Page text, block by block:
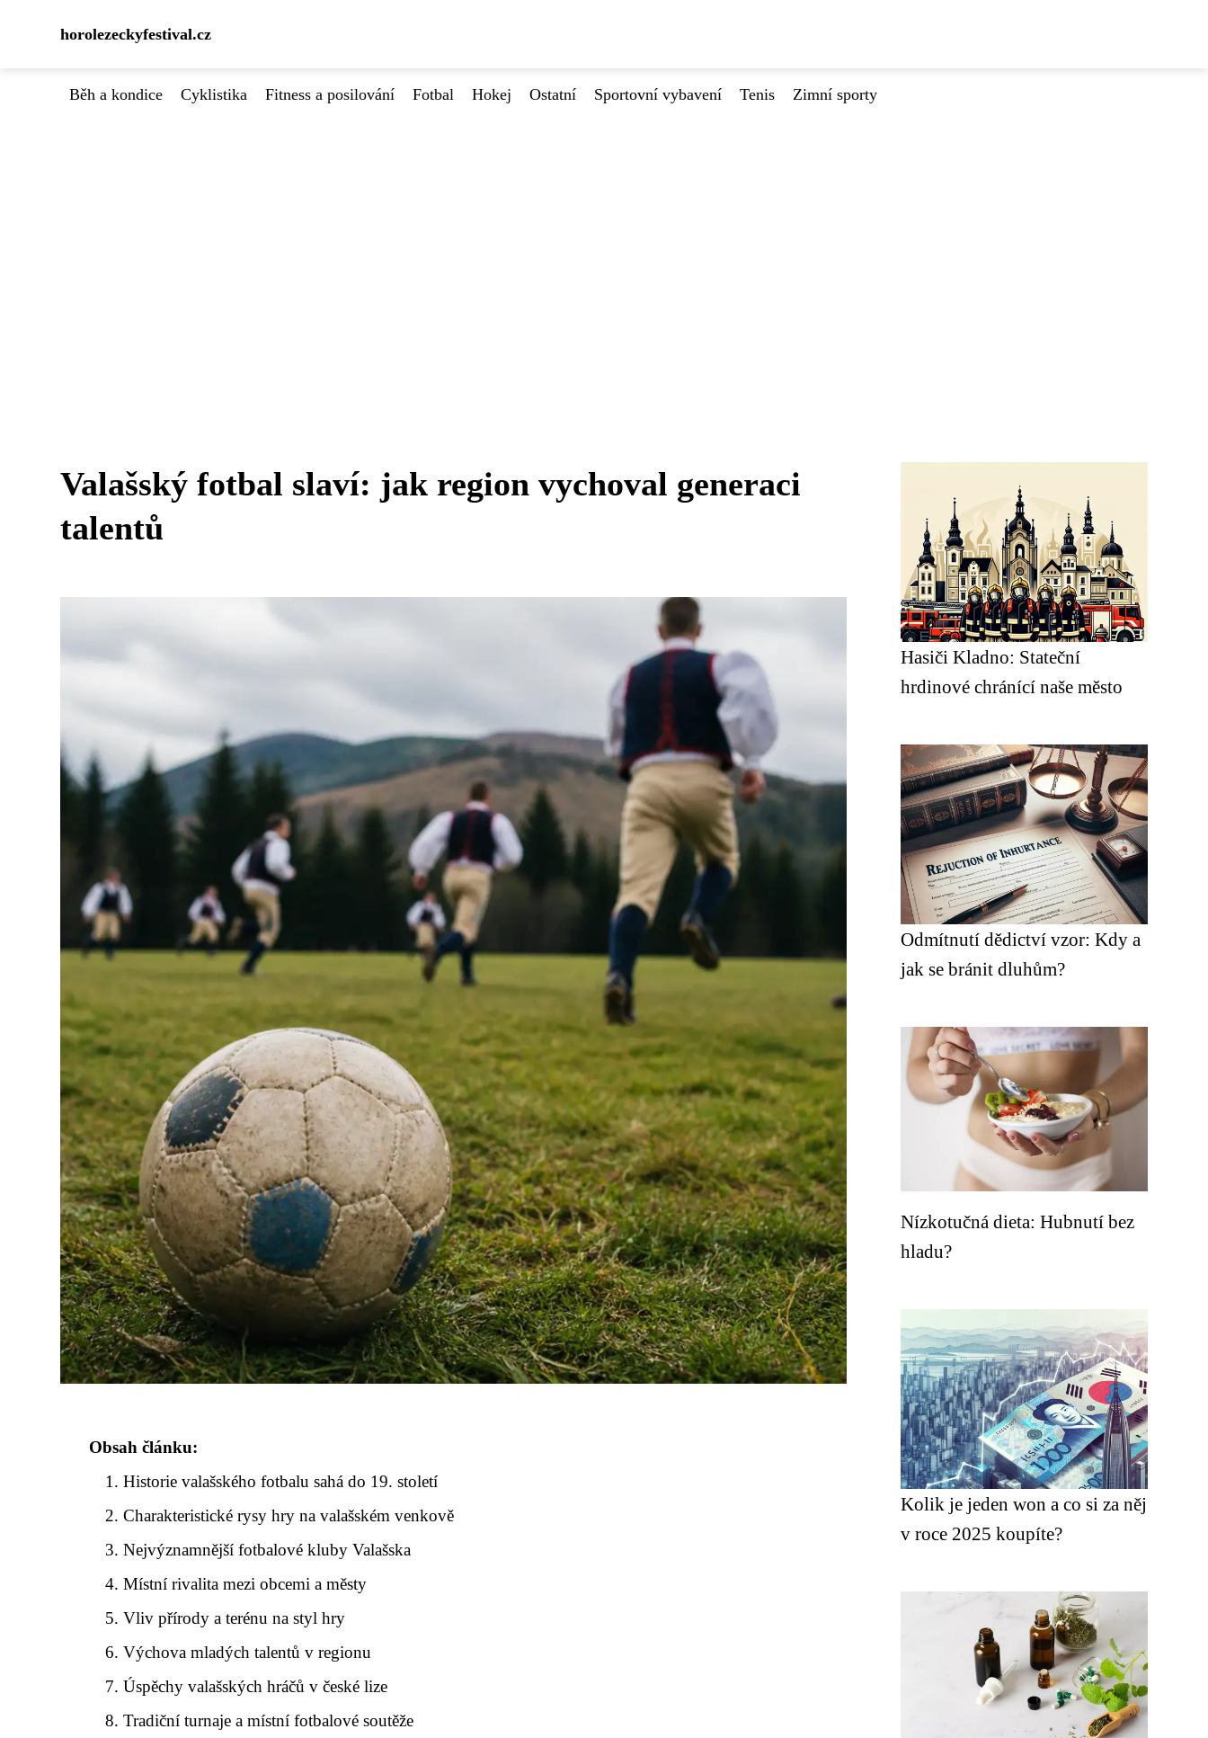
horolezeckyfestival.cz
Běh a kondice Cyklistika Fitness a posilování Fotbal Hokej Ostatní Sportovní vybavení Tenis Zimní sporty
Valašský fotbal slaví: jak region vychoval generaci
talentů
Obsah článku:
Historie valašského fotbalu sahá do 19. století
Charakteristické rysy hry na valašském venkově
Nejvýznamnější fotbalové kluby Valašska
Místní rivalita mezi obcemi a městy
Vliv přírody a terénu na styl hry
Výchova mladých talentů v regionu
Úspěchy valašských hráčů v české lize
Tradiční turnaje a místní fotbalové soutěže
Hasiči Kladno: Stateční
hrdinové chránící naše město
Odmítnutí dědictví vzor: Kdy a
jak se bránit dluhům?
Nízkotučná dieta: Hubnutí bez
hladu?
Kolik je jeden won a co si za něj
v roce 2025 koupíte?